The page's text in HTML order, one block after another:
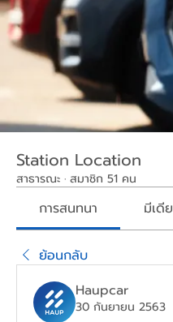
Station Location
สาธารณะ · สมาชิก 51 คน
การสนทนา มีเดีย
ย้อนกลับ
Haupcar
30 กันยายน 2563